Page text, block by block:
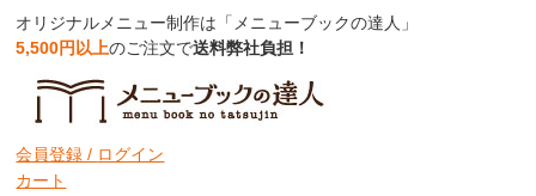
オリジナルメニュー制作は「メニューブックの達人」
5,500円以上のご注文で送料弊社負担！
会員登録 / ログイン
カート
ホーム カスタマーサポート
ご注文後のお問い合わせ
お届けした商品について